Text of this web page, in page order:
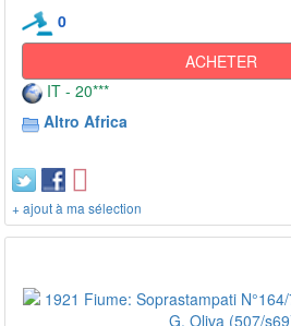
0
ACHETER
IT - 20***
Altro Africa
+ ajout à ma sélection